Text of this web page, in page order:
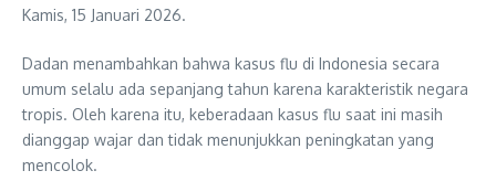
Kamis, 15 Januari 2026.
Dadan menambahkan bahwa kasus flu di Indonesia secara
umum selalu ada sepanjang tahun karena karakteristik negara
tropis. Oleh karena itu, keberadaan kasus flu saat ini masih
dianggap wajar dan tidak menunjukkan peningkatan yang
mencolok.